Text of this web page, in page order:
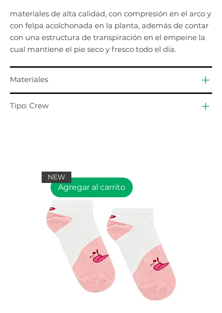
materiales de alta calidad, con compresión en el arco y
con felpa acolchonada en la planta, además de contar
con una estructura de transpiración en el empeine la
cual mantiene el pie seco y fresco todo el día.
Materiales
Tipo: Crew
Agregar al carrito
NEW